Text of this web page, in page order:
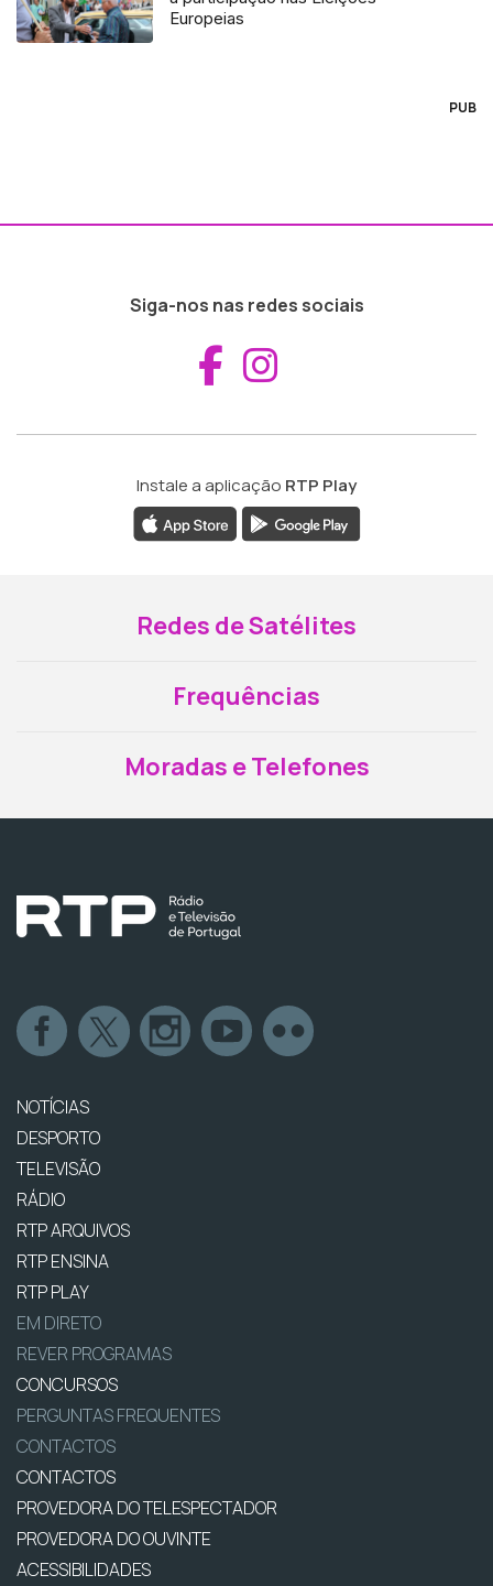
Europeias
PUB
Siga-nos nas redes sociais
Aceder ao
Instale a aplicação RTP Play
Redes de Satélites
Frequências
Moradas e Telefones
NOTÍCIAS
DESPORTO
TELEVISÃO
RÁDIO
RTP ARQUIVOS
RTP ENSINA
RTP PLAY
EM DIRETO
REVER PROGRAMAS
CONCURSOS
PERGUNTAS FREQUENTES
CONTACTOS
CONTACTOS
PROVEDORA DO TELESPECTADOR
PROVEDORA DO OUVINTE
ACESSIBILIDADES